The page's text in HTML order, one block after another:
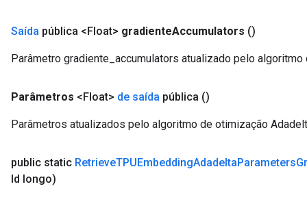
Saída pública <Float> gradienteAccumulators ()
Parâmetro gradiente_accumulators atualizado pelo
Parâmetros <Float> de saída pública ()
Parâmetros atualizados pelo algoritmo de otimização
public static RetrieveTPUEmbeddingAdadeltaParameters
Id longo)